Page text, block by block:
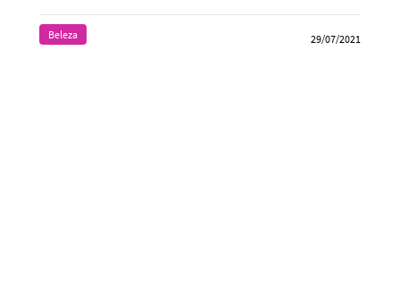
Beleza 29/07/2021